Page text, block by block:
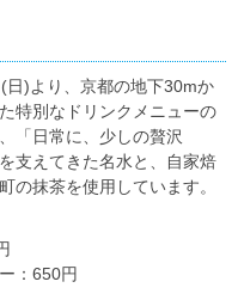
)より、京都の地下30mか
特別なドリンクメニューの
「日常に、少しの贅沢
支えてきた名水と、自家焙
の抹茶を使用しています。
：650円